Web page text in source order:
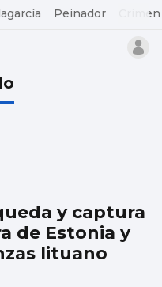
Peinador
y captura
de Estonia y
lituano